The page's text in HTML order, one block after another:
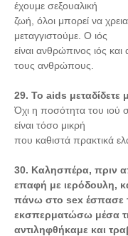
έχουμε σεξουαλική
ζωή, όλοι μπορεί να
μεταγγιστούμε. Ο ιός
είναι ανθρώπινος ιός
τους ανθρώπους.
29. To aids μεταδίδετε
Όχι η ποσότητα του ιού
είναι τόσο μικρή
που καθιστά πρακτικά
30. Καλησπέρα, πριν
επαφή με ιερόδουλη,
πάνω στο sex έσπασε
εκσπερματώσω μέσα
αντιληφθήκαμε και